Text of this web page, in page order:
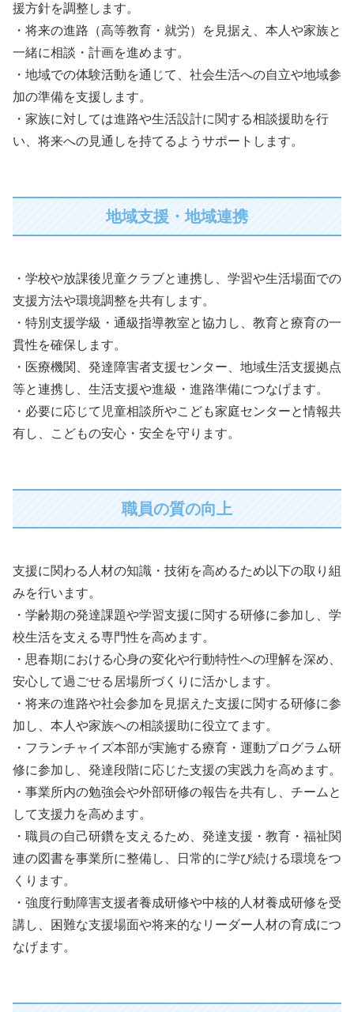
援方針を調整します。
・将来の進路（高等教育・就労）を見据え、本人や家族と
一緒に相談・計画を進めます。
・地域での体験活動を通じて、社会生活への自立や地域参
加の準備を支援します。
・家族に対しては進路や生活設計に関する相談援助を行
い、将来への見通しを持てるようサポートします。
地域支援・地域連携
・学校や放課後児童クラブと連携し、学習や生活場面での
支援方法や環境調整を共有します。
・特別支援学級・通級指導教室と協力し、教育と療育の一
貫性を確保します。
・医療機関、発達障害者支援センター、地域生活支援拠点
等と連携し、生活支援や進級・進路準備につなげます。
・必要に応じて児童相談所やこども家庭センターと情報共
有し、こどもの安心・安全を守ります。
職員の質の向上
支援に関わる人材の知識・技術を高めるため以下の取り組
みを行います。
・学齢期の発達課題や学習支援に関する研修に参加し、学
校生活を支える専門性を高めます。
・思春期における心身の変化や行動特性への理解を深め、
安心して過ごせる居場所づくりに活かします。
・将来の進路や社会参加を見据えた支援に関する研修に参
加し、本人や家族への相談援助に役立てます。
・フランチャイズ本部が実施する療育・運動プログラム研
修に参加し、発達段階に応じた支援の実践力を高めます。
・事業所内の勉強会や外部研修の報告を共有し、チームと
して支援力を高めます。
・職員の自己研鑽を支えるため、発達支援・教育・福祉関
連の図書を事業所に整備し、日常的に学び続ける環境をつ
くります。
・強度行動障害支援者養成研修や中核的人材養成研修を受
講し、困難な支援場面や将来的なリーダー人材の育成につ
なげます。